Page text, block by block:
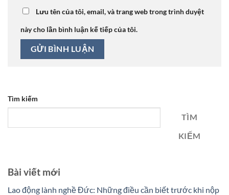
Lưu tên của tôi, email, và trang web trong trình duyệt
này cho lần bình luận kế tiếp của tôi.
Tìm kiếm
TÌM
KIẾM
Bài viết mới
Lao động lành nghề Đức: Những điều cần biết trước khi nộp